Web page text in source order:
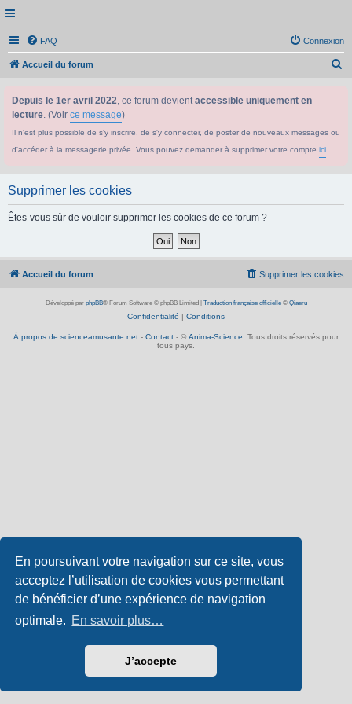
En poursuivant votre navigation sur ce site, vous
acceptez l’utilisation de cookies vous permettant
de bénéficier d’une expérience de navigation
optimale. En savoir plus…
J’accepte
FAQ Connexion
Accueil du forum
Depuis le 1er avril 2022, ce forum devientaccessible uniquement en
lecture. (Voir ce message)
Il n'est plus possible de s'y inscrire, de s'y connecter, de poster de nouveaux messages ou
d'accéder à la messagerie privée. Vous pouvez demander à supprimer votre compte ici
Supprimer les cookies
Êtes-vous sûr de vouloir supprimer les cookies de ce forum ?
Accueil du forum Supprimer les cookies
Développé par phpBB® Forum Software © phpBB Limited Traduction française officielle© Qiaeru
Confidentialité | Conditions
À propos de scienceamusante.net - Contact - © Anima-Science . Tous droits réservés pour
tous pays.